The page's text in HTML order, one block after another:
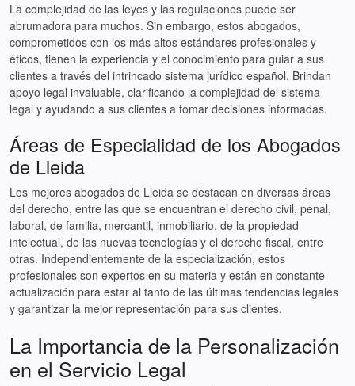
La complejidad de las leyes y las regulaciones puede ser
abrumadora para muchos. Sin embargo, estos abogados,
comprometidos con los más altos estándares profesionales y
éticos, tienen la experiencia y el conocimiento para guiar a sus
clientes a través del intrincado sistema jurídico español. Brindan
apoyo legal invaluable, clarificando la complejidad del sistema
legal y ayudando a sus clientes a tomar decisiones informadas.
Áreas de Especialidad de los Abogados
de Lleida
Los mejores abogados de Lleida se destacan en diversas áreas
del derecho, entre las que se encuentran el derecho civil, penal,
laboral, de familia, mercantil, inmobiliario, de la propiedad
intelectual, de las nuevas tecnologías y el derecho fiscal, entre
otras. Independientemente de la especialización, estos
profesionales son expertos en su materia y están en constante
actualización para estar al tanto de las últimas tendencias legales
y garantizar la mejor representación para sus clientes.
La Importancia de la Personalización
en el Servicio Legal